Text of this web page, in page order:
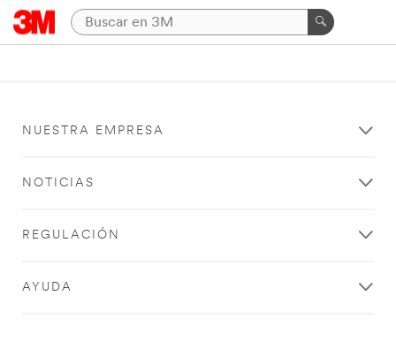
NUESTRA EMPRESA
NOTICIAS
REGULACIÓN
AYUDA